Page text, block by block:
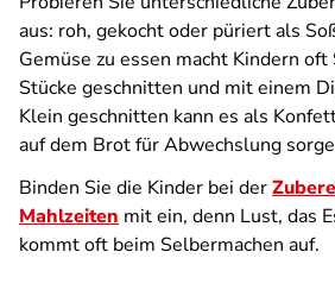
aus: roh, gekocht oder püriert als
Gemüse zu essen macht Kindern oft
Stücke geschnitten und mit einem
Klein geschnitten kann es als
auf dem Brot für Abwechslung
Binden Sie die Kinder bei der
Mahlzeiten mit ein, denn Lust, das
kommt oft beim Selbermachen auf.